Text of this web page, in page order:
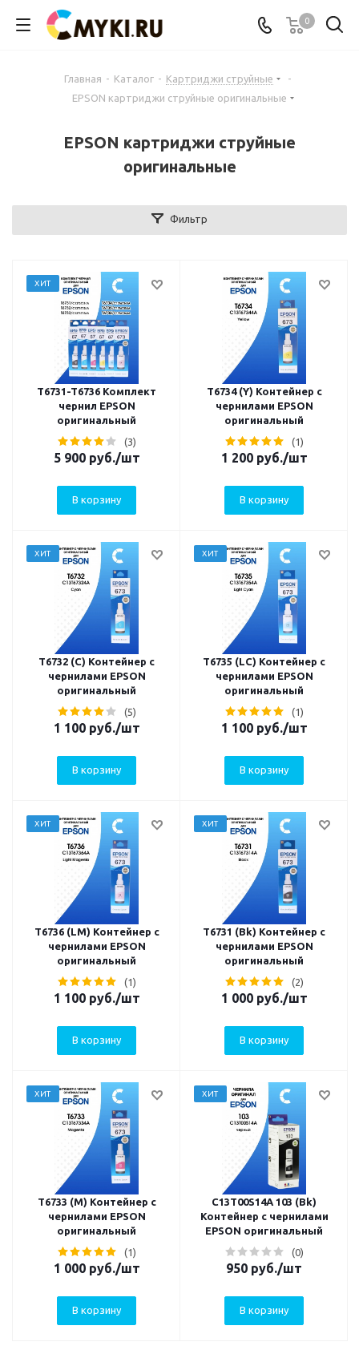
0
Главная - Каталог - Картриджи струйные
-
EPSON картриджи струйные оригинальные
EPSON картриджи струйные
оригинальные
Фильтр
ХИТ
T6731-T6736 Комплект
чернил EPSON
оригинальный
(3)
5 900руб./шт
В корзину
T6734 (Y) Контейнер с
чернилами EPSON
оригинальный
(1)
1 200руб./шт
В корзину
ХИТ
T6732 (C) Контейнер с
чернилами EPSON
оригинальный
(5)
1 100руб./шт
В корзину
ХИТ
T6735 (LC) Контейнер с
чернилами EPSON
оригинальный
(1)
1 100руб./шт
В корзину
ХИТ
T6736 (LM) Контейнер с
чернилами EPSON
оригинальный
(1)
1 100руб./шт
В корзину
ХИТ
T6731 (Bk) Контейнер с
чернилами EPSON
оригинальный
(2)
1 000руб./шт
В корзину
ХИТ
T6733 (M) Контейнер с
чернилами EPSON
оригинальный
(1)
1 000руб./шт
В корзину
ХИТ
C13T00S14A 103 (Bk)
Контейнер с чернилами
EPSON оригинальный
(0)
950 руб./шт
В корзину